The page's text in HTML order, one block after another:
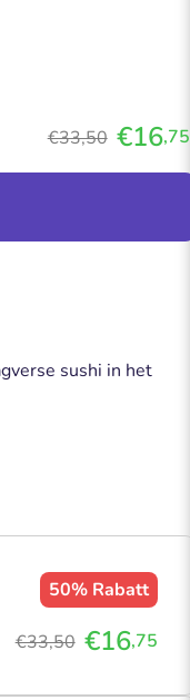
€33,50 €16,75
sushi in het
50% Rabatt
€33,50 €16,75